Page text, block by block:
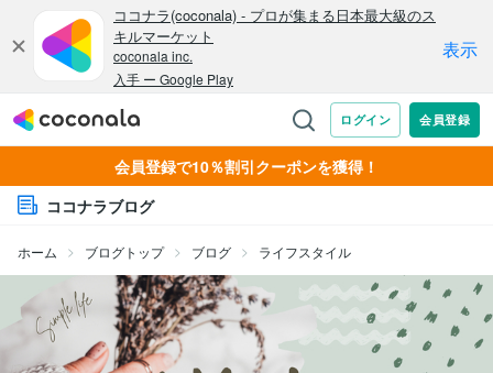
会員登録で10％割引クーポンを獲得！
ココナラブログ
ホーム ブログトップ ブログ ライフスタイル